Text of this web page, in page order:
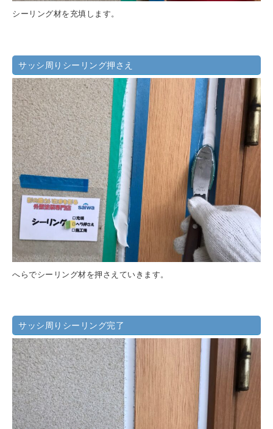
シーリング材を充填します。
サッシ周りシーリング押さえ
へらでシーリング材を押さえていきます。
サッシ周りシーリング完了